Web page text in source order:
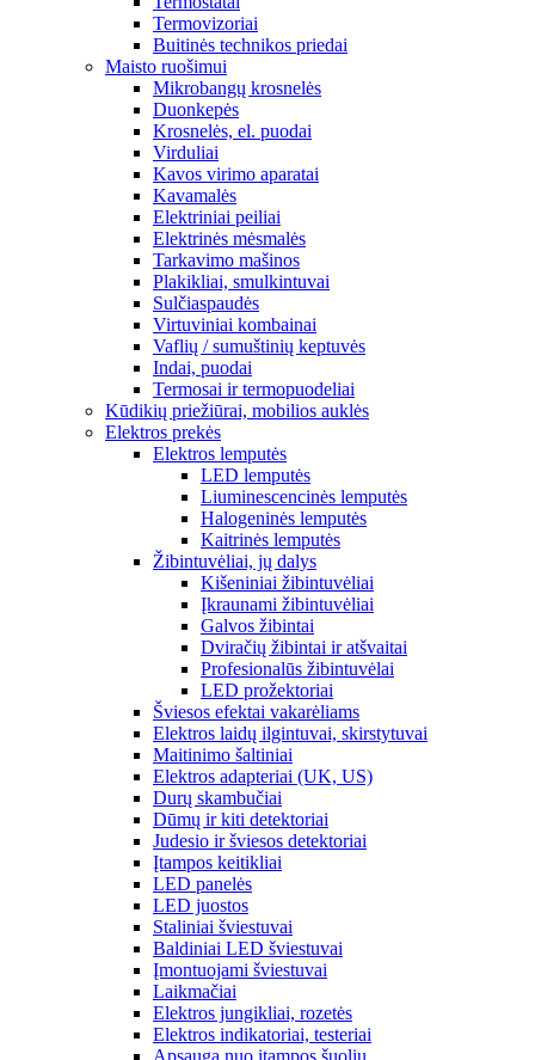
Termovizoriai
Buitinės technikos priedai
Maisto ruošimui
Mikrobangų krosnelės
Duonkepės
Krosnelės, el. puodai
Virduliai
Kavos virimo aparatai
Kavamalės
Elektriniai peiliai
Elektrinės mėsmalės
Tarkavimo mašinos
Plakikliai, smulkintuvai
Sulčiaspaudės
Virtuviniai kombainai
Vaflių / sumuštinių keptuvės
Indai, puodai
Termosai ir termopuodeliai
Kūdikių priežiūrai, mobilios auklės
Elektros prekės
Elektros lemputės
LED lemputės
Liuminescencinės lemputės
Halogeninės lemputės
Kaitrinės lemputės
Žibintuvėliai, jų dalys
Kišeniniai žibintuvėliai
Įkraunami žibintuvėliai
Galvos žibintai
Dviračių žibintai ir atšvaitai
Profesionalūs žibintuvėlai
LED prožektoriai
Šviesos efektai vakarėliams
Elektros laidų ilgintuvai, skirstytuvai
Maitinimo šaltiniai
Elektros adapteriai (UK, US)
Durų skambučiai
Dūmų ir kiti detektoriai
Judesio ir šviesos detektoriai
Įtampos keitikliai
LED panelės
LED juostos
Staliniai šviestuvai
Baldiniai LED šviestuvai
Įmontuojami šviestuvai
Laikmačiai
Elektros jungikliai, rozetės
Elektros indikatoriai, testeriai
Apsauga nuo įtampos šuolių